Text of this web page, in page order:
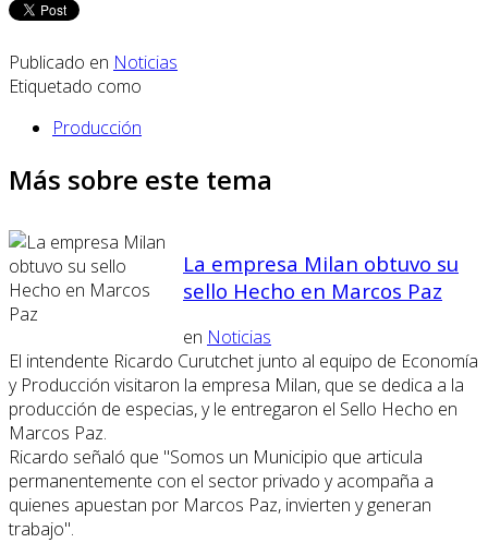
Publicado en Noticias
Etiquetado como
Producción
Más sobre este tema
La empresa Milan obtuvo su
sello Hecho en Marcos Paz
en Noticias
El intendente Ricardo Curutchet junto al equipo de Economía
y Producción visitaron la empresa Milan, que se dedica a la
producción de especias, y le entregaron el Sello Hecho en
Marcos Paz.
Ricardo señaló que "Somos un Municipio que articula
permanentemente con el sector privado y acompaña a
quienes apuestan por Marcos Paz, invierten y generan
trabajo".